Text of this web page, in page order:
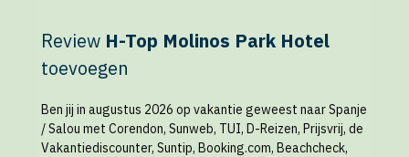
Review H-Top Molinos Park Hotel
toevoegen
Ben jij in augustus 2026 op vakantie geweest naar Spanje
/ Salou met Corendon, Sunweb, TUI, D-Reizen, Prijsvrij, de
Vakantiediscounter, Suntip, Booking.com, Beachcheck,